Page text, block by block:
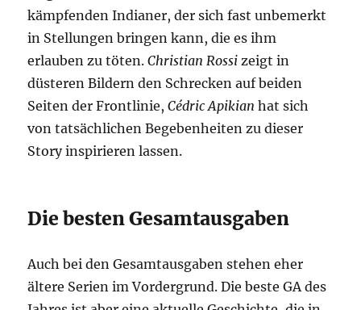
kämpfenden Indianer, der sich fast unbemerkt
in Stellungen bringen kann, die es ihm
erlauben zu töten.Christian Rossi zeigt in
düsteren Bildern den Schrecken auf beiden
Seiten der Frontlinie,Cédric Apikian hat sich
von tatsächlichen Begebenheiten zu dieser
Story inspirieren lassen.
Die besten Gesamtausgaben
Auch bei den Gesamtausgaben stehen eher
ältere Serien im Vordergrund. Die beste GA des